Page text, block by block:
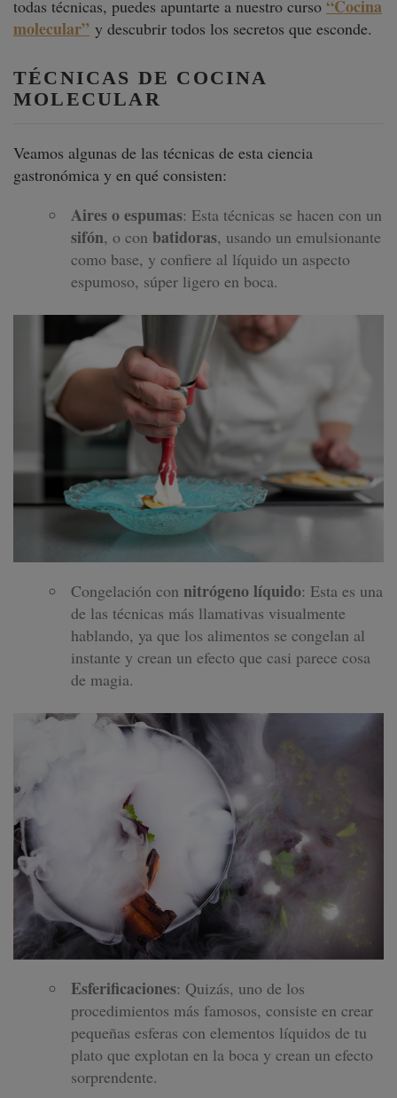
todas técnicas, puedes apuntarte a nuestro curso “Cocina
molecular” y descubrir todos los secretos que esconde.
TÉCNICAS DE COCINA
MOLECULAR
Veamos algunas de las técnicas de esta ciencia
gastronómica y en qué consisten:
Aires o espumas: Esta técnicas se hacen con un
sifón, o con batidoras, usando un emulsionante
como base, y confiere al líquido un aspecto
espumoso, súper ligero en boca.
Congelación con nitrógeno líquido: Esta es una
de las técnicas más llamativas visualmente
hablando, ya que los alimentos se congelan al
instante y crean un efecto que casi parece cosa
de magia.
Esferificaciones: Quizás, uno de los
procedimientos más famosos, consiste en crear
pequeñas esferas con elementos líquidos de tu
plato que explotan en la boca y crean un efecto
sorprendente.